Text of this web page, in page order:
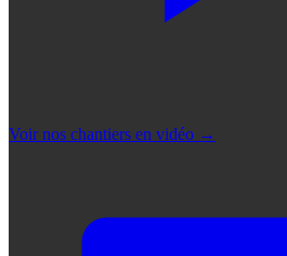
Voir nos chantiers en vidéo →